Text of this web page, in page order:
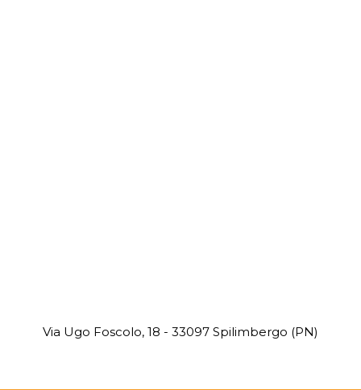
Via Ugo Foscolo, 18 - 33097 Spilimbergo (PN)